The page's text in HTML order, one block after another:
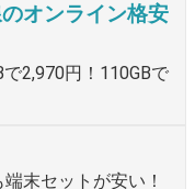
オンライン格安
2,970円！110GBで
末セットが安い！